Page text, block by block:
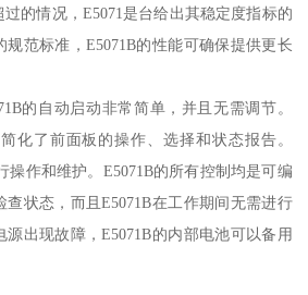
的情况，E5071是台给出其稳定度指标的
规范标准，E5071B的性能可确保提供更长
的自动启动非常简单，并且无需调节。
化了前面板的操作、选择和状态报告。
操作和维护。E5071B的所有控制均是可编
状态，而且E5071B在工作期间无需进行
出现故障，E5071B的内部电池可以备用